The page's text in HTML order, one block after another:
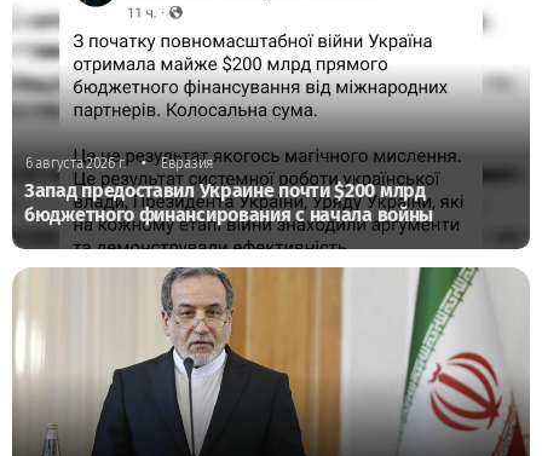
6 августа 2026 г. • Евразия
Запад предоставил Украине почти $200 млрд
бюджетного финансирования с начала войны